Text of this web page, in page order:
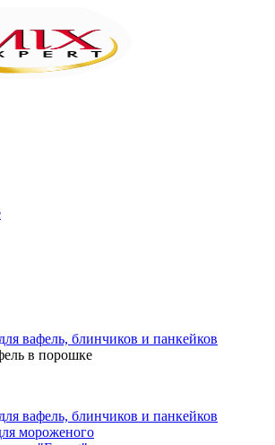
вафель, блинчиков и панкейков
в порошке
вафель, блинчиков и панкейков
мороженого